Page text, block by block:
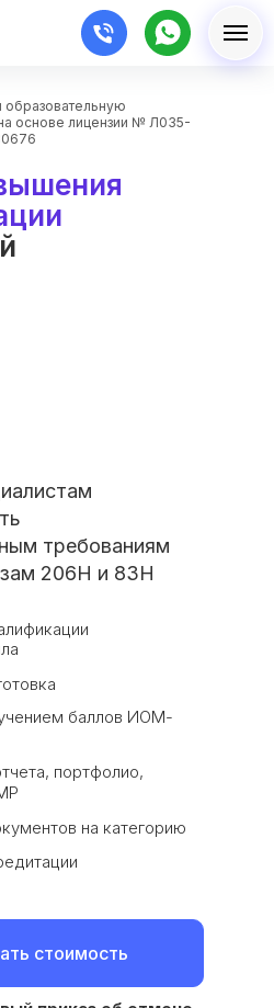
требованиям
206Н и 83Н
стоимость
баллов ИОМ-
на категорию
портфолио,
основе лицензии № Л035-